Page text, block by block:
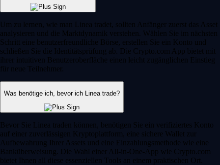
Um zu lernen, wie man Linea tradet, sollten Anfänger zuerst das Asset
analysieren und die Marktdynamik verstehen. Wählen Sie im nächsten
Schritt eine benutzerfreundliche Börse, erstellen Sie ein Konto und
schließen Sie die Identitätsprüfung ab. Die Crypto.com App bietet mit
ihrer intuitiven Benutzeroberfläche einen leicht zugänglichen Einstieg
für neue Teilnehmer.
Was benötige ich, bevor ich Linea trade?
Bevor Sie Linea traden können, benötigen Sie ein verifiziertes Konto
auf einer zuverlässigen Kryptoplattform, eine sichere Wallet zur
Aufbewahrung Ihrer Assets und eine Einzahlungsmethode wie eine
Banküberweisung. Die Wahl einer All-in-One-App wie Crypto.com
bietet Ihnen all diese essenziellen Tools an einem praktischen Ort.